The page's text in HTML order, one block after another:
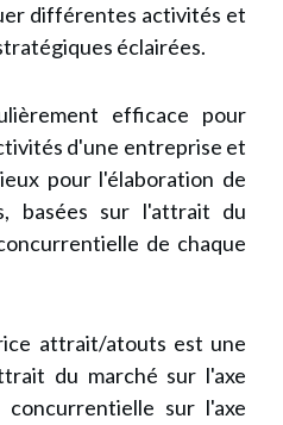
différentes activités et
éclairées.
efficace pour
d'une entreprise et
pour l'élaboration de
basées sur l'attrait du
de chaque
attrait/atouts est une
du marché sur l'axe
sur l'axe